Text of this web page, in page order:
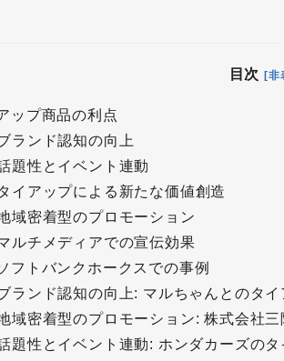
目次 [非
ップ商品の利点
ランド認知の向上
題性とイベント連動
イアップによる新たな価値創造
域密着型のプロモーション
ルチメディアでの宣伝効果
フトバンクホークスでの事例
ランド認知の向上: マルちゃんとのタイ
域密着型のプロモーション: 株式会社
題性とイベント連動: ホンダカーズの